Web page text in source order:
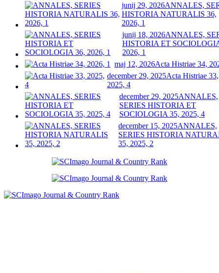
junij 29, 2026ANNALES,
HISTORIA NATURALIS 36,
2026, 1
junij 18, 2026ANNALES,
HISTORIA ET
2026, 1
maj 12, 2026Acta Histriae 34,
december 29, 2025Acta Histriae 33,
2025, 4
december 29, 2025ANNALES,
SERIES HISTORIA ET
SOCIOLOGIA 35, 2025, 4
december 15, 2025ANNALES,
SERIES HISTORIA
35, 2025, 2